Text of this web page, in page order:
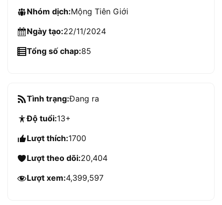
Nhóm dịch:Mộng Tiên Giới
Ngày tạo:22/11/2024
Tổng số chap:85
Tình trạng:Đang ra
Độ tuổi:13+
Lượt thích:1700
Lượt theo dõi:20,404
Lượt xem:4,399,597